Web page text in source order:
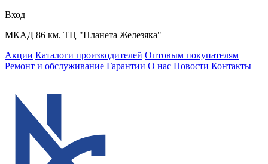
Вход
МКАД 86 км. ТЦ "Планета Железяка"
Акции Каталоги производителей Оптовым покупателям
Ремонт и обслуживание Гарантии О нас Новости Контакты